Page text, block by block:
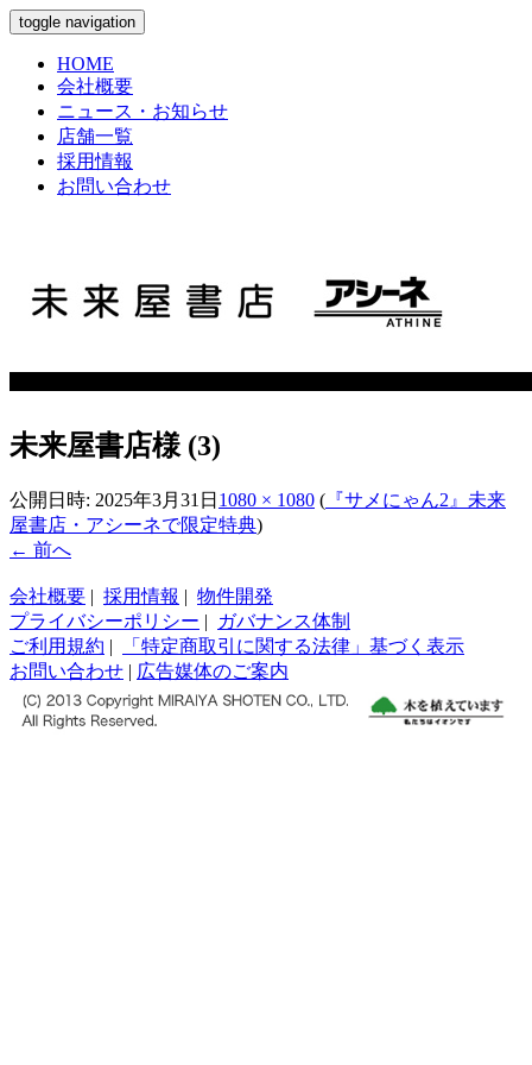
toggle navigation
HOME
会社概要
ニュース・お知らせ
店舗一覧
採用情報
お問い合わせ
未来屋書店様 (3)
公開日時: 2025年3月31日 1080 × 1080 ( 『サメにゃん2』未来
屋書店・アシーネで限定特典)
← 前へ
会社概要 | 採用情報 | 物件開発
プライバシーポリシー |
ガバナンス体制
ご利用規約 |
「特定商取引に関する法律」基づく表示
お問い合わせ | 広告媒体のご案内